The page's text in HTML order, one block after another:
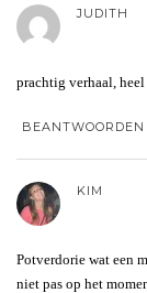
JUDITH
prachtig verhaal,
BEANTWOORDEN
KIM
Potverdorie wat een
niet pas op het